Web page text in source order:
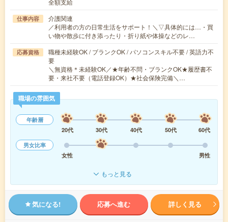
全額支給
仕事内容
介護関連
／利用者の方の日常生活をサポート！＼▽具体的には…・買
い物や散歩に付き添ったり・折り紙や体操などのレ…
応募資格
職種未経験OK / ブランクOK / パソコンスキル不要 / 英語力不
要
＼無資格＊未経験OK／★年齢不問・ブランクOK★履歴書不
要・来社不要（電話登録OK）★社会保険完備＼…
職場の雰囲気
年齢層
20代
30代 40代 50代
60代
男女比率
女性
男性
もっと見る
気になる! 応募へ進む 詳しく見る